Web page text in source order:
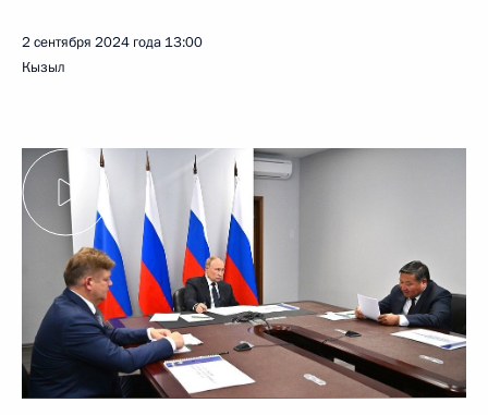
2 сентября 2024 года 13:00
Кызыл